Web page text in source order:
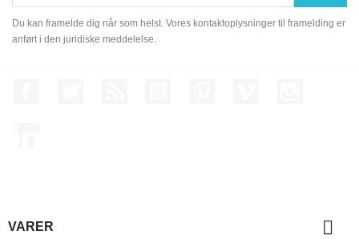
Du kan framelde dig når som helst. Vores kontaktoplysninger til framelding er
anført i den juridiske meddelelse.
VARER 